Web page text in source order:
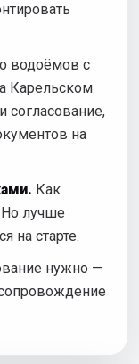
водоёмов с
Карельском
согласование,
на
Как
Но лучше
на старте.
нужно —